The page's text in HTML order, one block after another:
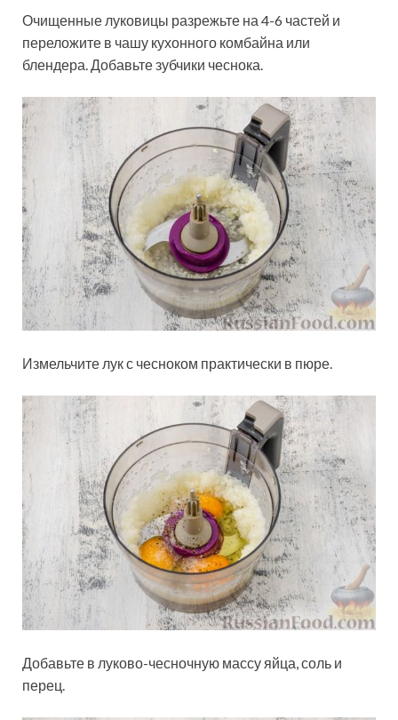
Очищенные луковицы разрежьте на 4-6 частей и
переложите в чашу кухонного комбайна или
блендера. Добавьте зубчики чеснока.
Измельчите лук с чесноком практически в пюре.
Добавьте в луково-чесночную массу яйца, соль и
перец.